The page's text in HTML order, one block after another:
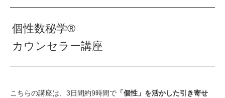
個性数秘学®
カウンセラー講座
こちらの講座は、3日間約9時間で 「個性」を活かした引き寄せ